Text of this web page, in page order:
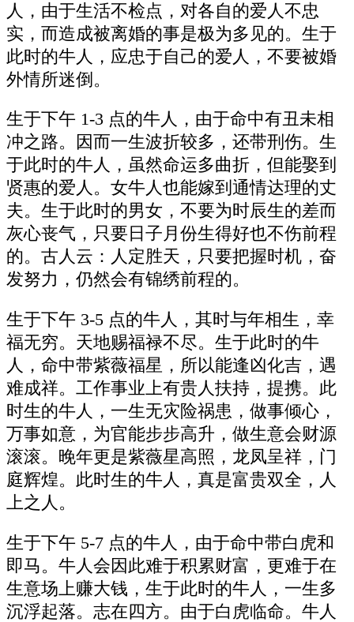
人，由于生活不检点，对各自的爱人不忠
实，而造成被离婚的事是极为多见的。生于
此时的牛人，应忠于自己的爱人，不要被婚
外情所迷倒。
生于下午 1-3 点的牛人，由于命中有丑未相
冲之路。因而一生波折较多，还带刑伤。生
于此时的牛人，虽然命运多曲折，但能娶到
贤惠的爱人。女牛人也能嫁到通情达理的丈
夫。生于此时的男女，不要为时辰生的差而
灰心丧气，只要日子月份生得好也不伤前程
的。古人云：人定胜天，只要把握时机，奋
发努力，仍然会有锦绣前程的。
生于下午 3-5 点的牛人，其时与年相生，幸
福无穷。天地赐福禄不尽。生于此时的牛
人，命中带紫薇福星，所以能逢凶化吉，遇
难成祥。工作事业上有贵人扶持，提携。此
时生的牛人，一生无灾险祸患，做事倾心，
万事如意，为官能步步高升，做生意会财源
滚滚。晚年更是紫薇星高照，龙凤呈祥，门
庭辉煌。此时生的牛人，真是富贵双全，人
上之人。
生于下午 5-7 点的牛人，由于命中带白虎和
即马。牛人会因此难于积累财富，更难于在
生意场上赚大钱，生于此时的牛人，一生多
沉浮起落。志在四方。由于白虎临命。牛人